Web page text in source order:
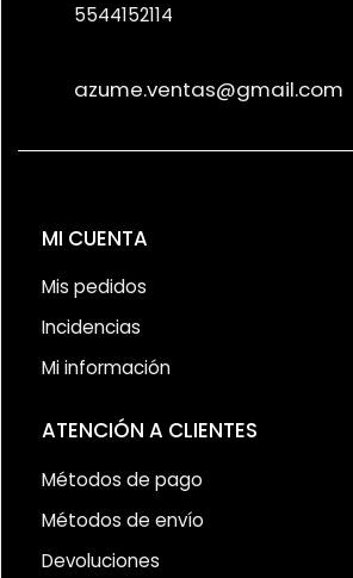
5544152114
azume.ventas@gmail.com
MI CUENTA
Mis pedidos
Incidencias
Mi información
ATENCIÓN A CLIENTES
Métodos de pago
Métodos de envío
Devoluciones